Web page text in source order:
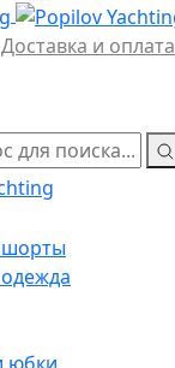
Доставка и оплата